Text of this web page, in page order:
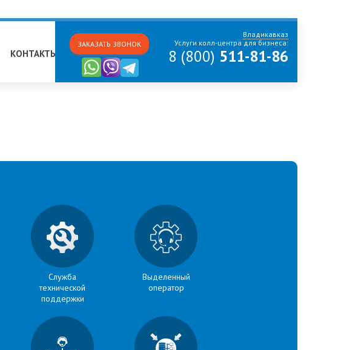
КОНТАКТЫ
ЗАКАЗАТЬ ЗВОНОК
Владикавказ
Услуги колл-центра для бизнеса:
8 (800) 511-81-86
Служба
технической
поддержки
Выделенный
оператор